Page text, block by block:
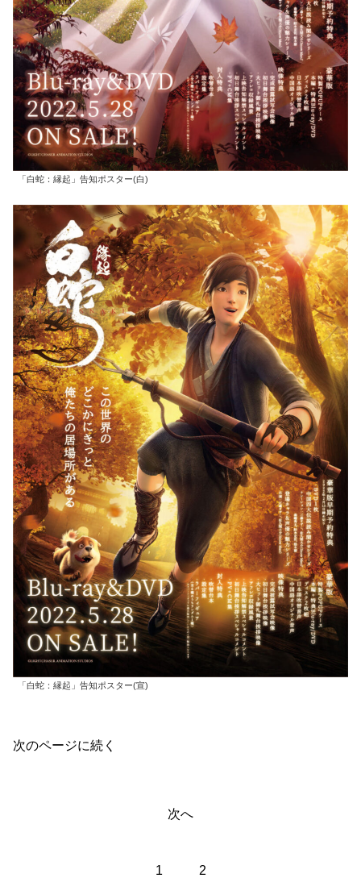
「白蛇：縁起」告知ポスター(白)
「白蛇：縁起」告知ポスター(宣)
次のページに続く
次へ
1 2